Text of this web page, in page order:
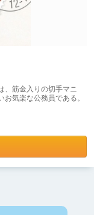
、筋金入りの切手マニ
気楽な公務員である。